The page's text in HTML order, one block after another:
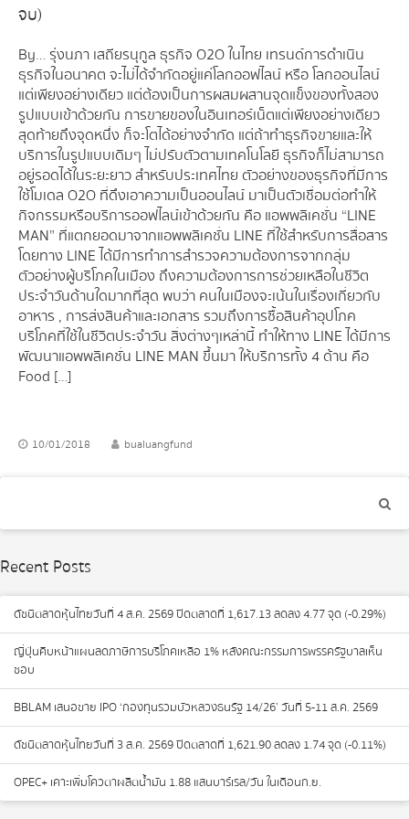
จบ)
By… รุ่งนภา เสถียรนุกูล ธุรกิจ O2O ในไทย เทรนด์การดำเนิน
ธุรกิจในอนาคต จะไม่ได้จำกัดอยู่แค่โลกออฟไลน์ หรือ โลกออนไลน์
แต่เพียงอย่างเดียว แต่ต้องเป็นการผสมผสานจุดแข็งของทั้งสอง
รูปแบบเข้าด้วยกัน การขายของในอินเทอร์เน็ตแต่เพียงอย่างเดียว
สุดท้ายถึงจุดหนึ่ง ก็จะโตได้อย่างจำกัด แต่ถ้าทำธุรกิจขายและให้
บริการในรูปแบบเดิมๆ ไม่ปรับตัวตามเทคโนโลยี ธุรกิจก็ไม่สามารถ
อยู่รอดได้ในระยะยาว สำหรับประเทศไทย ตัวอย่างของธุรกิจที่มีการ
ใช้โมเดล O2O ที่ดึงเอาความเป็นออนไลน์ มาเป็นตัวเชื่อมต่อทำให้
กิจกรรมหรือบริการออฟไลน์เข้าด้วยกัน คือ แอพพลิเคชั่น “LINE
MAN” ที่แตกยอดมาจากแอพพลิเคชั่น LINE ที่ใช้สำหรับการสื่อสาร
โดยทาง LINE ได้มีการทำการสำรวจความต้องการจากกลุ่ม
ตัวอย่างผู้บริโภคในเมือง ถึงความต้องการการช่วยเหลือในชีวิต
ประจำวันด้านใดมากที่สุด พบว่า คนในเมืองจะเน้นในเรื่องเกี่ยวกับ
อาหาร , การส่งสินค้าและเอกสาร รวมถึงการซื้อสินค้าอุปโภค
บริโภคที่ใช้ในชีวิตประจำวัน สิ่งต่างๆเหล่านี้ ทำให้ทาง LINE ได้มีการ
พัฒนาแอพพลิเคชั่น LINE MAN ขึ้นมา ให้บริการทั้ง 4 ด้าน คือ
Food […]
10/01/2018 bualuangfund
Recent Posts
ดัชนีตลาดหุ้นไทยวันที่ 4 ส.ค. 2569 ปิดตลาดที่ 1,617.13 ลดลง 4.77 จุด (-0.29%)
ญี่ปุ่นคืบหน้าแผนลดภาษีการบริโภคเหลือ 1% หลังคณะกรรมการพรรครัฐบาลเห็น
ชอบ
BBLAM เสนอขาย IPO ‘กองทุนรวมบัวหลวงธนรัฐ 14/26’ วันที่ 5-11 ส.ค. 2569
ดัชนีตลาดหุ้นไทยวันที่ 3 ส.ค. 2569 ปิดตลาดที่ 1,621.90 ลดลง 1.74 จุด (-0.11%)
OPEC+ เคาะเพิ่มโควตาผลิตน้ำมัน 1.88 แสนบาร์เรล/วัน ในเดือนก.ย.